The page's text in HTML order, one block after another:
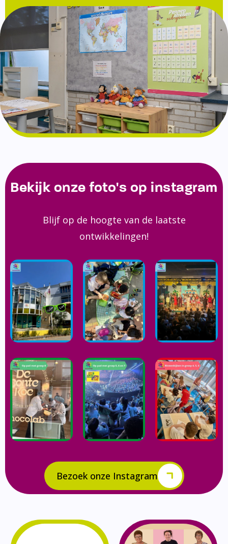
Bekijk onze foto's op instagram
Blijf op de hoogte van de laatste
ontwikkelingen!
Bezoek onze Instagram